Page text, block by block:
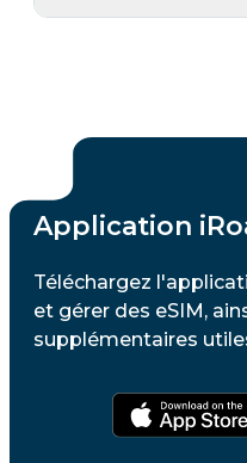
Application
Téléchargez
et gérer des eSIM,
supplémentaires